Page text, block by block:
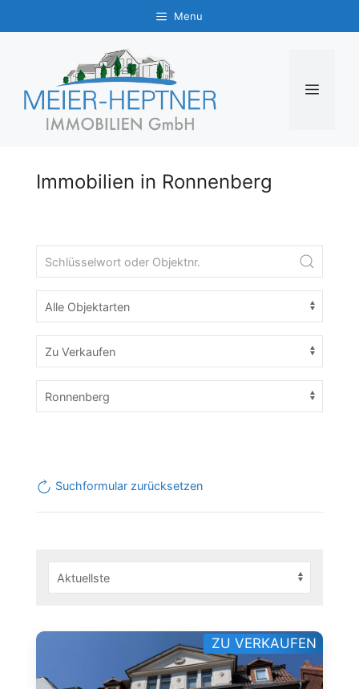
Inhalt
Menu
MENÜ
Immobilien in Ronnenberg
Suchformular zurücksetzen
ZU VERKAUFEN